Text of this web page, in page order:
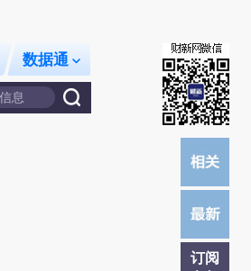
数据通
订阅